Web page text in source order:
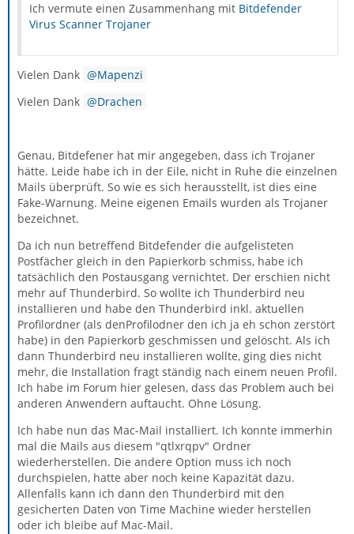
Ich vermute einen Zusammenhang mit Bitdefender
Virus Scanner Trojaner
Vielen Dank
Mapenzi
Vielen Dank
Drachen
Genau, Bitdefener hat mir angegeben, dass ich Trojaner
hätte. Leide habe ich in der Eile, nicht in Ruhe die einzelnen
Mails überprüft. So wie es sich herausstellt, ist dies eine
Fake-Warnung. Meine eigenen Emails wurden als Trojaner
bezeichnet.
Da ich nun betreffend Bitdefender die aufgelisteten
Postfächer gleich in den Papierkorb schmiss, habe ich
tatsächlich den Postausgang vernichtet. Der erschien nicht
mehr auf Thunderbird. So wollte ich Thunderbird neu
installieren und habe den Thunderbird inkl. aktuellen
Profilordner (als denProfilodner den ich ja eh schon zerstört
habe) in den Papierkorb geschmissen und gelöscht. Als ich
dann Thunderbird neu installieren wollte, ging dies nicht
mehr, die Installation fragt ständig nach einem neuen Profil.
Ich habe im Forum hier gelesen, dass das Problem auch bei
anderen Anwendern auftaucht. Ohne Lösung.
Ich habe nun das Mac-Mail installiert. Ich konnte immerhin
mal die Mails aus diesem "qtlxrqpv" Ordner
wiederherstellen. Die andere Option muss ich noch
durchspielen, hatte aber noch keine Kapazität dazu.
Allenfalls kann ich dann den Thunderbird mit den
gesicherten Daten von Time Machine wieder herstellen
oder ich bleibe auf Mac-Mail.